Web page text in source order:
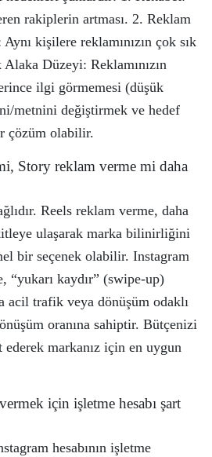
rakiplerin artması. 2. Reklam
kişilere reklamınızın çok sık
Düzeyi: Reklamınızın
ilgi görmemesi (düşük
metnini değiştirmek ve hedef
çözüm olabilir.
Story reklam verme mi daha
Reels reklam verme, daha
ulaşarak marka bilinirliğini
bir seçenek olabilir. Instagram
“yukarı kaydır” (swipe-up)
acil trafik veya dönüşüm odaklı
oranına sahiptir. Bütçenizi
markanız için en uygun
için işletme hesabı şart
hesabının işletme